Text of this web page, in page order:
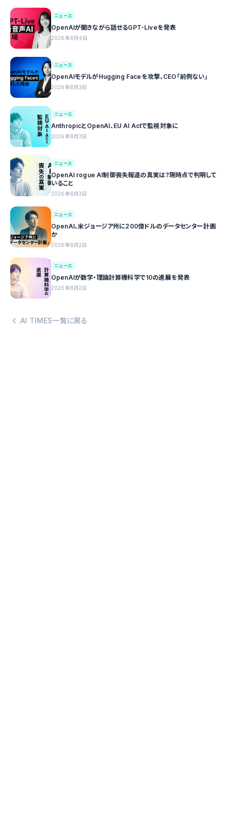
ニュース
OpenAIが聞きながら話せるGPT-Liveを発表
2026年8月4日
ニュース
OpenAIモデルがHugging Faceを攻撃、CEO「前例ない」
2026年8月3日
ニュース
AnthropicとOpenAI、EU AI Actで監視対象に
2026年8月3日
ニュース
OpenAI rogue AI制御喪失報道の真実は？現時点で判明して
いること
2026年8月3日
ニュース
OpenAI、米ジョージア州に200億ドルのデータセンター計画
か
2026年8月2日
ニュース
OpenAIが数学・理論計算機科学で10の進展を発表
2026年8月2日
.AI TIMES一覧に戻る